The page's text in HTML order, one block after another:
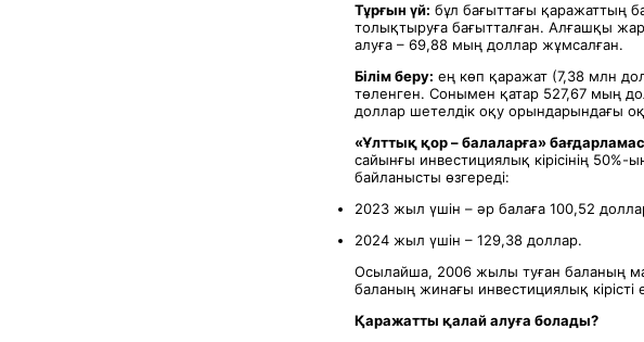
Тұрғын үй: бұл бағыттағы қаражаттың
толықтыруға бағытталған. Алғашқы
алуға – 69,88 мың доллар жұмсалған.
Білім беру: ең көп қаражат (7,38 млн
төленген. Сонымен қатар 527,67 мың
доллар шетелдік оқу орындарындағы
«Ұлттық қор – балаларға»
сайынғы инвестициялық кірісінің
байланысты өзгереді:
2023 жыл үшін – әр балаға 100,52
2024 жыл үшін – 129,38 доллар.
Осылайша, 2006 жылы туған баланың
баланың жинағы инвестициялық
Қаражатты қалай алуға болады?